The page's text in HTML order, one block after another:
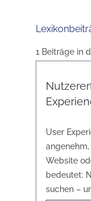
1 Beiträge in
User
Website
bedeutet:
suchen –